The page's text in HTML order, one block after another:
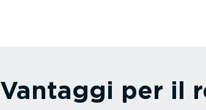
Vantaggi per il